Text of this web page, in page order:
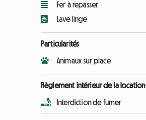
Fer à repasser
Lave linge
Particularités
Animaux sur place
Règlement intérieur de la location
Interdiction de fumer